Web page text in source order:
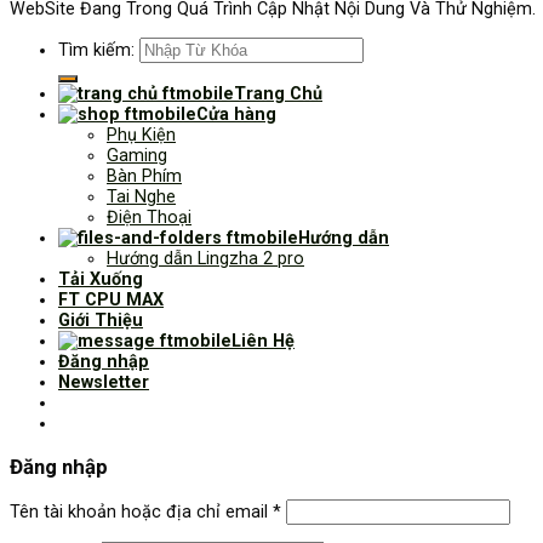
WebSite Đang Trong Quá Trình Cập Nhật Nội Dung Và Thử Nghiệm.
Tìm kiếm:
Trang Chủ
Cửa hàng
Phụ Kiện
Gaming
Bàn Phím
Tai Nghe
Điện Thoại
Hướng dẫn
Hướng dẫn Lingzha 2 pro
Tải Xuống
FT CPU MAX
Giới Thiệu
Liên Hệ
Đăng nhập
Newsletter
Đăng nhập
Tên tài khoản hoặc địa chỉ email *